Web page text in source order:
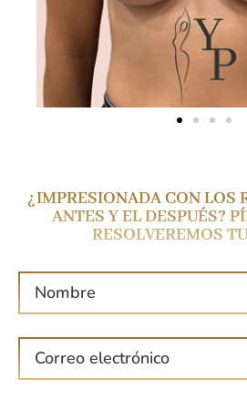
¿IMPRESIONADA CON LOS
ANTES Y EL DESPUÉS?
RESOLVEREMOS
N
o
b
r
C
o